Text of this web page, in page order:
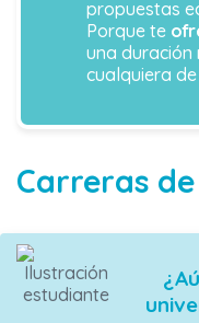
propuestas
Porque te
una duración
cualquiera
Carreras